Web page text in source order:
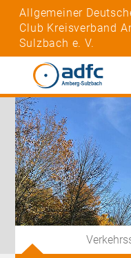
Allgemeiner
Club Kreisverband
Sulzbach e. V.